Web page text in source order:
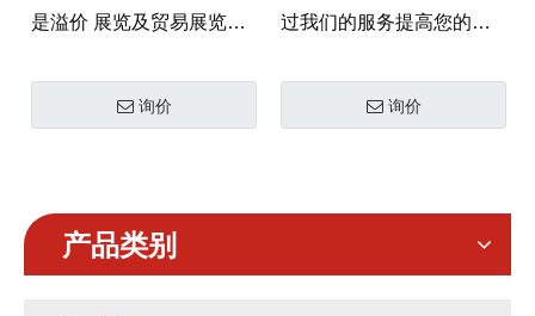
是溢价 展览及贸易展览解
牌激活而设计。这款
图形和数字显示器提供时
尚且稳定的框架。
询价
过我们的服务提高您的品
展览桁架
块化设计 确保您的显示屏
询价
产品类别